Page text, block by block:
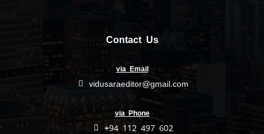
Contact Us
via Email
vidusaraeditor@gmail.com
via Phone
+94 112 497 602